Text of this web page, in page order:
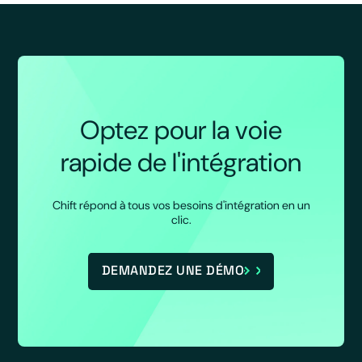
Optez pour la voie
rapide de l'intégration
Chift répond à tous vos besoins d'intégration en un
clic.
DEMANDEZ UNE DÉMO